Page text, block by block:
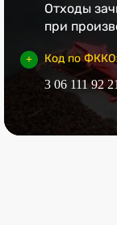
Отходы
при
Код по
3 06 111 92